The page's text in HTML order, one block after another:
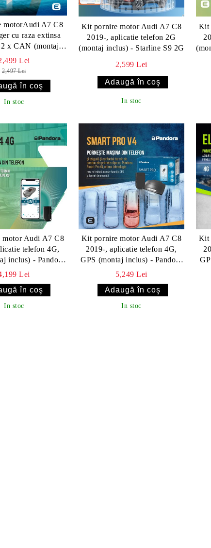
motorAudi A7 C8
cu raza extinsa
x CAN (montaj
LIGHT V3
Lei
2,497 Lei
In stoc
Kit pornire motor Audi A7 C8
2019-, aplicatie telefon 2G
(montaj inclus) - Starline S9 2G
2,599 Lei
In stoc
Kit
Audi A7 C8
telefon 4G,
inclus) - Pandora
v4 (cu tag)
Lei
In stoc
Kit pornire motor Audi A7 C8
2019-, aplicatie telefon 4G,
GPS (montaj inclus) - Pandora
Smart Pro V4 cu taguri
5,249 Lei
In stoc
Kit